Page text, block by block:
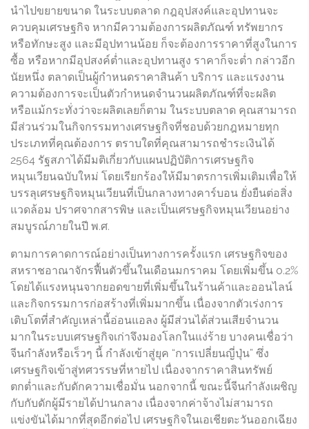
นำไปขยายขนาด ในระบบตลาด กฎอุปสงค์และอุปทานจะ
ควบคุมเศรษฐกิจ หากมีความต้องการผลิตภัณฑ์ ทรัพยากร
หรือทักษะสูง และมีอุปทานน้อย ก็จะต้องการราคาที่สูงในการ
ซื้อ หรือหากมีอุปสงค์ต่ำและอุปทานสูง ราคาก็จะต่ำ กล่าวอีก
นัยหนึ่ง ตลาดเป็นผู้กำหนดราคาสินค้า บริการ และแรงงาน
ความต้องการจะเป็นตัวกำหนดจำนวนผลิตภัณฑ์ที่จะผลิต
หรือแม้กระทั่งว่าจะผลิตเลยก็ตาม ในระบบตลาด คุณสามารถ
มีส่วนร่วมในกิจกรรมทางเศรษฐกิจที่ชอบด้วยกฎหมายทุก
ประเภทที่คุณต้องการ ตราบใดที่คุณสามารถชำระเงินได้
2564 รัฐสภาได้มีมติเกี่ยวกับแผนปฏิบัติการเศรษฐกิจ
หมุนเวียนฉบับใหม่ โดยเรียกร้องให้มีมาตรการเพิ่มเติมเพื่อให้
บรรลุเศรษฐกิจหมุนเวียนที่เป็นกลางทางคาร์บอน ยั่งยืนต่อสิ่ง
แวดล้อม ปราศจากสารพิษ และเป็นเศรษฐกิจหมุนเวียนอย่าง
สมบูรณ์ภายในปี พ.ศ.
ตามการคาดการณ์อย่างเป็นทางการครั้งแรก เศรษฐกิจของ
สหราชอาณาจักรฟื้นตัวขึ้นในเดือนมกราคม โดยเพิ่มขึ้น 0.2%
โดยได้แรงหนุนจากยอดขายที่เพิ่มขึ้นในร้านค้าและออนไลน์
และกิจกรรมการก่อสร้างที่เพิ่มมากขึ้น เนื่องจากตัวเร่งการ
เติบโตที่สำคัญเหล่านี้อ่อนแอลง ผู้มีส่วนได้ส่วนเสียจำนวน
มากในระบบเศรษฐกิจเก่าจึงมองโลกในแง่ร้าย บางคนเชื่อว่า
จีนกำลังหรือเร็วๆ นี้ กำลังเข้าสู่ยุค “การเปลี่ยนญี่ปุ่น” ซึ่ง
เศรษฐกิจเข้าสู่ทศวรรษที่หายไป เนื่องจากราคาสินทรัพย์
ตกต่ำและกับดักความเชื่อมั่น นอกจากนี้ ขณะนี้จีนกำลังเผชิญ
กับกับดักผู้มีรายได้ปานกลาง เนื่องจากค่าจ้างไม่สามารถ
แข่งขันได้มากที่สุดอีกต่อไป เศรษฐกิจในเอเชียตะวันออกเฉียง